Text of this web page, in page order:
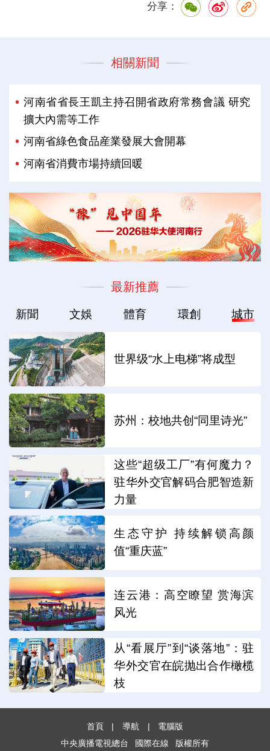
分享：
相關新聞
河南省省長王凱主持召開省政府常務會議 研究
擴大內需等工作
河南省綠色食品産業發展大會開幕
河南省消費市場持續回暖
最新推薦
新聞 文娛 體育 環創 城市
世界级“水上电梯”将成型
苏州：校地共创“同里诗光”
这些“超级工厂”有何魔力？
驻华外交官解码合肥智造新
力量
生态守护 持续解锁高颜
值“重庆蓝”
连云港：高空瞭望 赏海滨
风光
从“看展厅”到“谈落地”：驻
华外交官在皖抛出合作橄榄
枝
首頁 | 導航 |
電腦版
中央廣播電視總台
國際在線 版權所有